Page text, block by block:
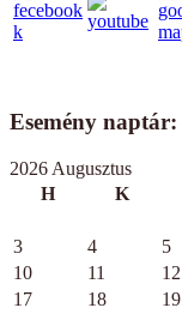
Esemény naptár:
2026 Augusztus
H
K
3
4 5
10
11 12
17
18 19